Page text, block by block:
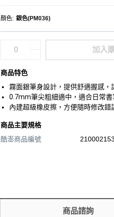
顏色: 銀色(PM036)
加入
商品特色
霧面銀筆身設計，提供舒適握感
0.7mm筆尖粗細適中，適合日常
內建超級橡皮擦，方便隨時修改
商品主要規格
酷澎商品編號
商品諮詢